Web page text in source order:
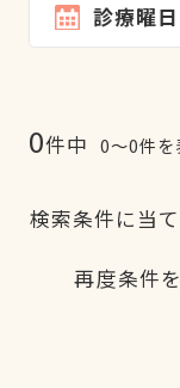
診療曜日
0件中 0〜0件を
検索条件に当
再度条件